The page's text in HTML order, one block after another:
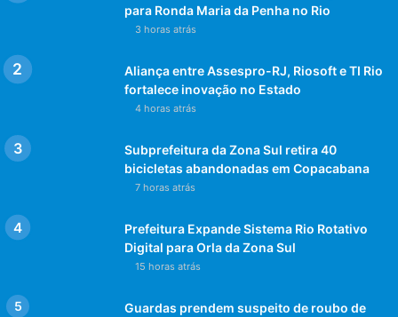
para Ronda Maria da Penha no Rio
3 horas atrás
Aliança entre Assespro-RJ, Riosoft e TI Rio
fortalece inovação no Estado
4 horas atrás
Subprefeitura da Zona Sul retira 40
bicicletas abandonadas em Copacabana
7 horas atrás
Prefeitura Expande Sistema Rio Rotativo
Digital para Orla da Zona Sul
15 horas atrás
Guardas prendem suspeito de roubo de